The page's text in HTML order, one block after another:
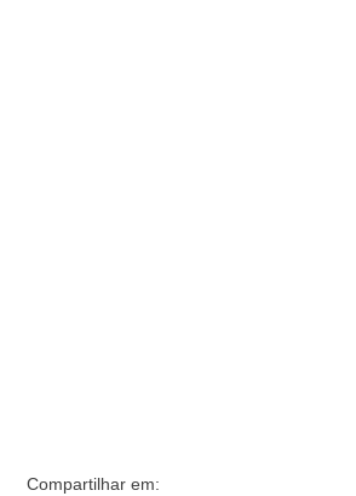
Compartilhar em: